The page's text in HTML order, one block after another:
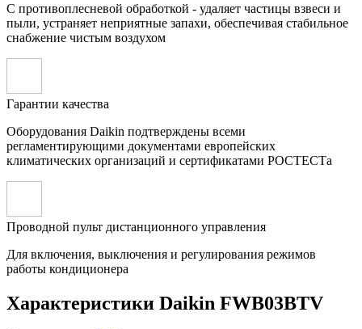
С противоплесневой обработкой - удаляет частицы взвеси и
пыли, устраняет неприятные запахи, обеспечивая стабильное
снабжение чистым воздухом
Гарантии качества
Оборудования Daikin подтверждены всеми
регламентирующими документами европейских
климатических организаций и сертификатами РОСТЕСТа
Проводной пульт дистанционного управления
Для включения, выключения и регулирования режимов
работы кондиционера
Характеристики Daikin FWB03BTV